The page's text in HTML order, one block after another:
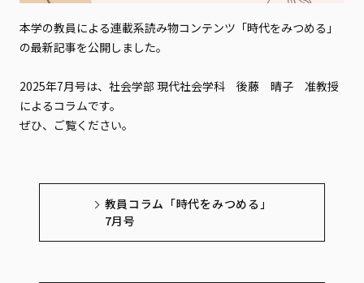
本学の教員による連載系読み物コンテンツ「時代をみつめる」
の最新記事を公開しました。
2025年7月号は、社会学部 現代社会学科 後藤 晴子 准教授
によるコラムです。
ぜひ、ご覧ください。
教員コラム「時代をみつめる」
7月号